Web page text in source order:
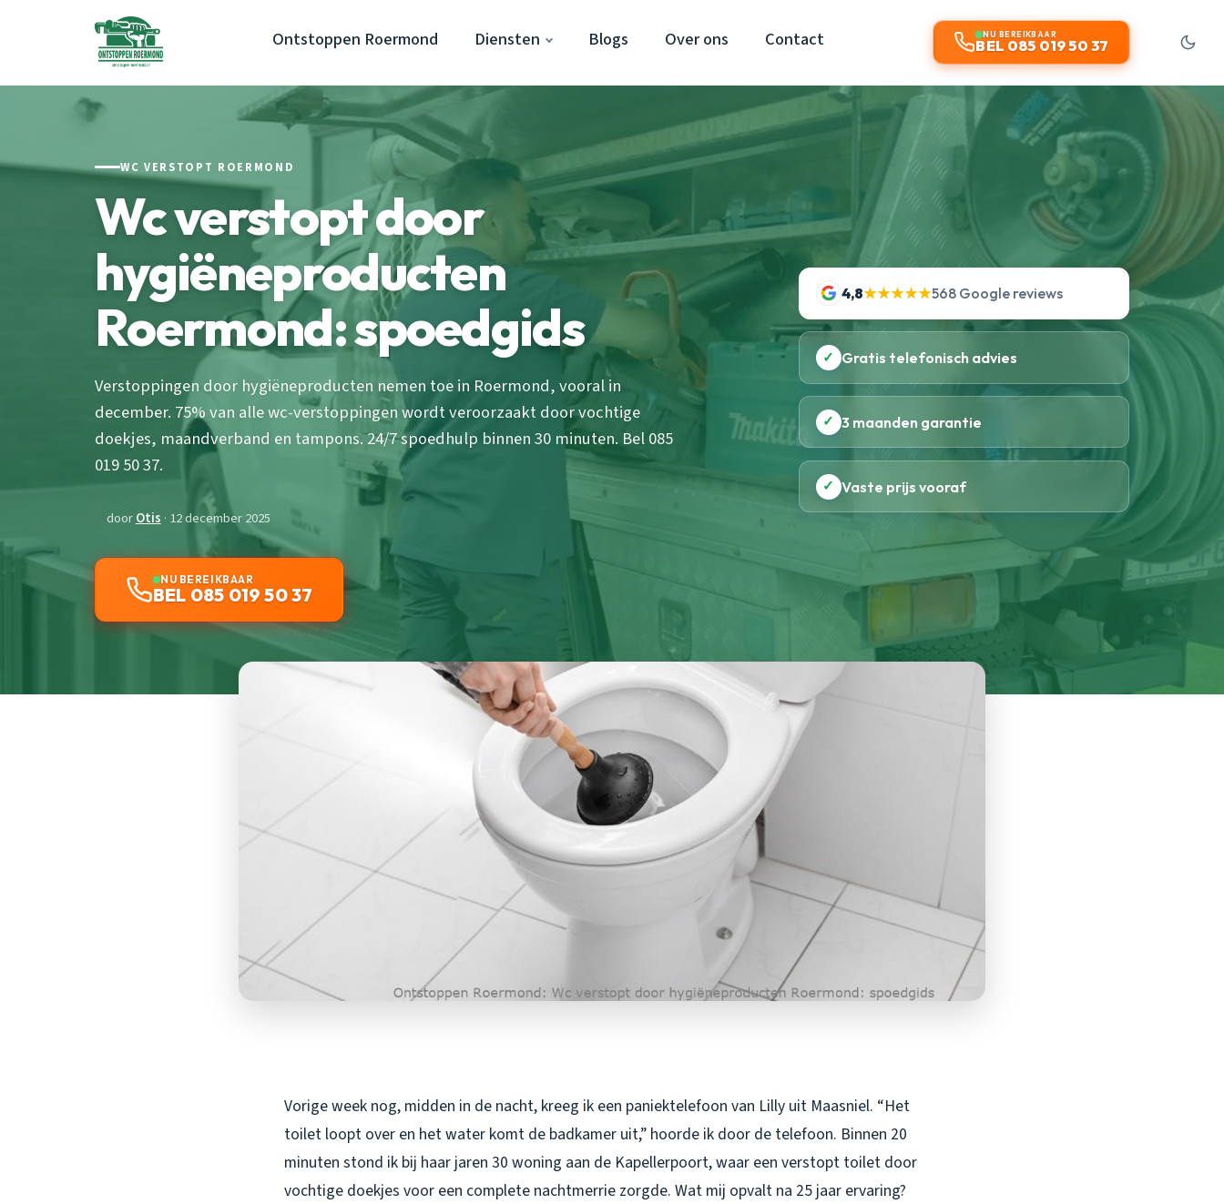
Ontstoppen Roermond Diensten Blogs Over ons Contact NU BEREIKBAAR
BEL 085 019 50 37
WC VERSTOPT ROERMOND
Wc verstopt door
hygiëneproducten
Roermond: spoedgids
Verstoppingen door hygiëneproducten nemen toe in Roermond, vooral in
december. 75% van alle wc-verstoppingen wordt veroorzaakt door vochtige
doekjes, maandverband en tampons. 24/7 spoedhulp binnen 30 minuten. Bel 085
019 50 37.
doorOtis · 12 december 2025
NU BEREIKBAAR
BEL 085 019 50 37
4,8★★★★★568 Google reviews
✓ Gratis telefonisch advies
✓ 3 maanden garantie
✓ Vaste prijs vooraf
Vorige week nog, midden in de nacht, kreeg ik een paniektelefoon van Lilly uit Maasniel. “Het
toilet loopt over en het water komt de badkamer uit,” hoorde ik door de telefoon. Binnen 20
minuten stond ik bij haar jaren 30 woning aan de Kapellerpoort, waar een verstopt toilet door
vochtige doekjes voor een complete nachtmerrie zorgde. Wat mij opvalt na 25 jaar ervaring?